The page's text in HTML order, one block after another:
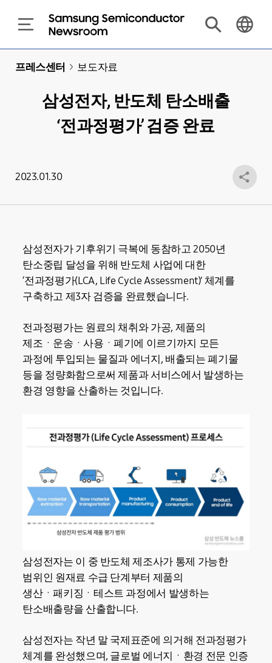
프레스센터 > 보도자료
삼성전자, 반도체 탄소배출
‘전과정평가’ 검증 완료
2023.01.30
삼성전자가 기후위기 극복에 동참하고 2050년
탄소중립 달성을 위해 반도체 사업에 대한
‘전과정평가(LCA, Life Cycle Assessment)’ 체계를
구축하고 제3자 검증을 완료했습니다.
전과정평가는 원료의 채취와 가공, 제품의
제조ㆍ운송ㆍ사용ㆍ폐기에 이르기까지 모든
과정에 투입되는 물질과 에너지, 배출되는 폐기물
등을 정량화함으로써 제품과 서비스에서 발생하는
환경 영향을 산출하는 것입니다.
삼성전자는 이 중 반도체 제조사가 통제 가능한
범위인 원재료 수급 단계부터 제품의
생산ㆍ패키징ㆍ테스트 과정에서 발생하는
탄소배출량을 산출합니다.
삼성전자는 작년 말 국제표준에 의거해 전과정평가
체계를 완성했으며, 글로벌 에너지ㆍ환경 전문 인증